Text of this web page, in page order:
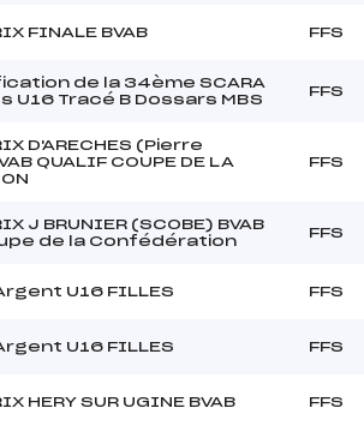
FINALE BVAB FFS
de la 34ème SCARA
U16 Tracé B Dossars MBS
FFS
D'ARECHES (Pierre
QUALIF COUPE DE LA
FFS
J BRUNIER (SCOBE) BVAB
de la Confédération
FFS
U16 FILLES FFS
U16 FILLES FFS
HERY SUR UGINE BVAB FFS